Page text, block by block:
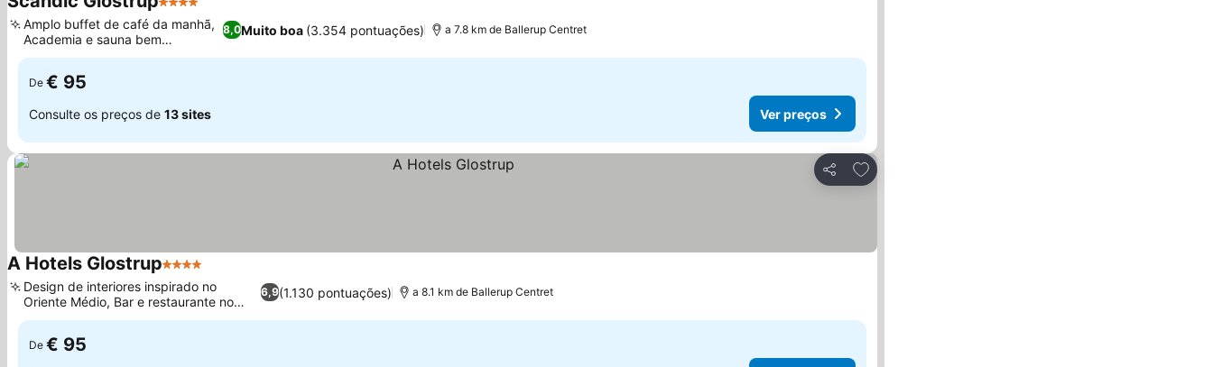
4 Estrelas
8,0Muito boa (3.354 pontuações)
Amplo buffet de café da manhã,
Academia e sauna bem
equipadas
a 7.8 km de Ballerup Centret
De € 95
Consulte os preços de 13 sites Ver preços
Partilhar
Adicionar aos favoritos
A Hotels Glostrup4 Estrelas
6,9(1.130 pontuações)
Design de interiores inspirado no
Oriente Médio, Bar e restaurante no
local
a 8.1 km de Ballerup Centret
De € 95